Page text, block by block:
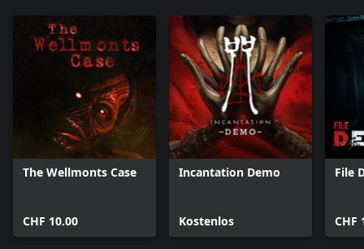
The Wellmonts Case
CHF 10.00
Incantation Demo
Kostenlos
File
CHF